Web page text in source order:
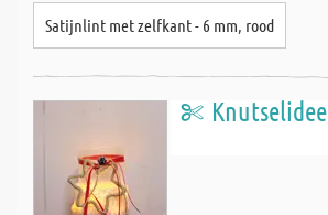
Satijnlint met zelfkant - 6 mm, rood
Knutselidee